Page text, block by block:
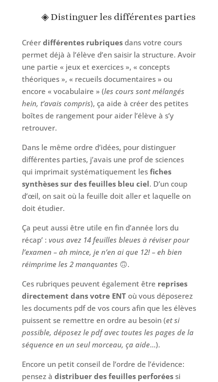
◈ Distinguer les différentes parties
Créer différentes rubriquesdans votre cours
permet déjà à l’élève d’en saisir la structure. Avoir
une partie « jeux et exercices », « concepts
théoriques », « recueils documentaires » ou
encore « vocabulaire » (les cours sont mélangés
hein, t’avais compris), ça aide à créer des petites
boîtes de rangement pour aider l’élève à s’y
retrouver.
Dans le même ordre d’idées, pour distinguer
différentes parties, j’avais une prof de sciences
qui imprimait systématiquement les fiches
synthèses sur des feuilles bleu ciel. D’un coup
d’œil, on sait où la feuille doit aller et laquelle on
doit étudier.
Ça peut aussi être utile en fin d’année lors du
récap’ : vous avez 14 feuilles bleues à réviser pour
l’examen – ah mince, je n’en ai que 12! – eh bien
réimprime les 2 manquantes 🙃.
Ces rubriques peuvent également être reprises
directement dans votre ENToù vous déposerez
les documents pdf de vos cours afin que les élèves
puissent se remettre en ordre au besoin (et si
possible, déposez le pdf avec toutes les pages de la
séquence en un seul morceau, ça aide…).
Encore un petit conseil de l’ordre de l’évidence:
pensez à distribuer des feuilles perforéessi